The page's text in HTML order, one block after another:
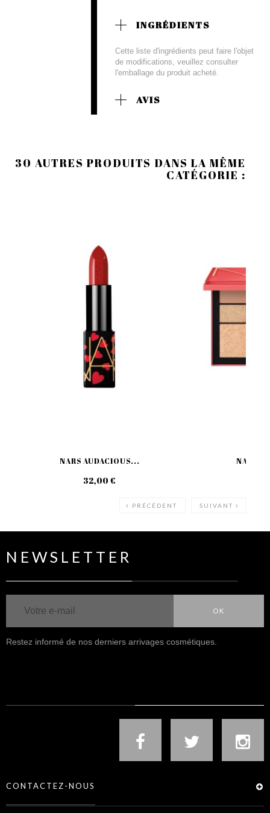
INGRÉDIENTS
Cette liste d'ingrédients peut faire l'objet
de modifications, veuillez consulter
l'emballage du produit acheté.
AVIS
30 AUTRES PRODUITS DANS LA MÊME
CATÉGORIE :
NARS AUDACIOUS...
32,00 €
NARS
PRÉCÉDENT SUIVANT
NEWSLETTER
OK
Restez informé de nos derniers arrivages cosmétiques.
CONTACTEZ-NOUS